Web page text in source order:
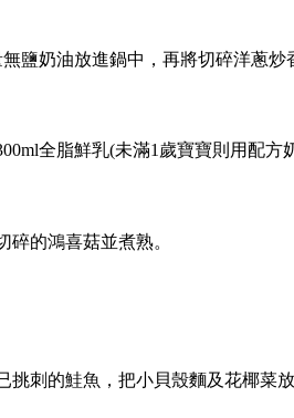
無鹽奶油放進鍋中，再將切碎洋蔥炒
全脂鮮乳(未滿1歲寶寶則用配方
碎的鴻喜菇並煮熟。
挑刺的鮭魚，把小貝殼麵及花椰菜